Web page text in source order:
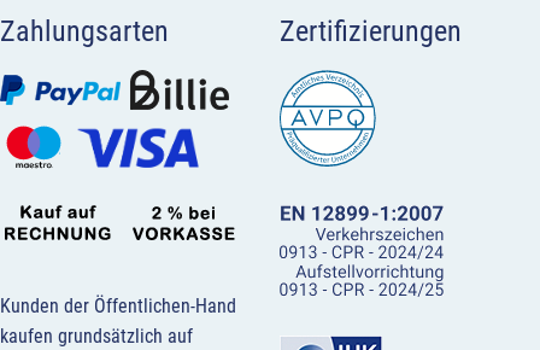
Zahlungsarten
Kunden der Öffentlichen-Hand
kaufen grundsätzlich auf
Zertifizierungen